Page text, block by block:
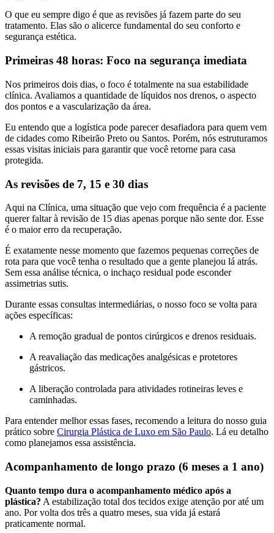
O que eu sempre digo é que as revisões já fazem parte do seu
tratamento. Elas são o alicerce fundamental do seu conforto e
segurança estética.
Primeiras 48 horas: Foco na segurança imediata
Nos primeiros dois dias, o foco é totalmente na sua estabilidade
clínica. Avaliamos a quantidade de líquidos nos drenos, o aspecto
dos pontos e a vascularização da área.
Eu entendo que a logística pode parecer desafiadora para quem vem
de cidades como Ribeirão Preto ou Santos. Porém, nós estruturamos
essas visitas iniciais para garantir que você retorne para casa
protegida.
As revisões de 7, 15 e 30 dias
Aqui na Clínica, uma situação que vejo com frequência é a paciente
querer faltar à revisão de 15 dias apenas porque não sente dor. Esse
é o maior erro da recuperação.
É exatamente nesse momento que fazemos pequenas correções de
rota para que você tenha o resultado que a gente planejou lá atrás.
Sem essa análise técnica, o inchaço residual pode esconder
assimetrias sutis.
Durante essas consultas intermediárias, o nosso foco se volta para
ações específicas:
A remoção gradual de pontos cirúrgicos e drenos residuais.
A reavaliação das medicações analgésicas e protetores
gástricos.
A liberação controlada para atividades rotineiras leves e
caminhadas.
Para entender melhor essas fases, recomendo a leitura do nosso guia
prático sobre Cirurgia Plástica de Luxo em São Paulo. Lá eu detalho
como planejamos essa assistência.
Acompanhamento de longo prazo (6 meses a 1 ano)
Quanto tempo dura o acompanhamento médico após a
plástica? A estabilização total dos tecidos exige atenção por até um
ano. Por volta dos três a quatro meses, sua vida já estará
praticamente normal.